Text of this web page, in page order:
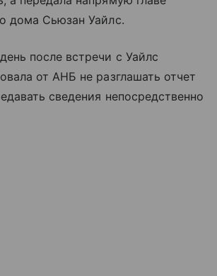
дома Сьюзан Уайлс.
после встречи с Уайлс
от АНБ не разглашать отчет
сведения непосредственно